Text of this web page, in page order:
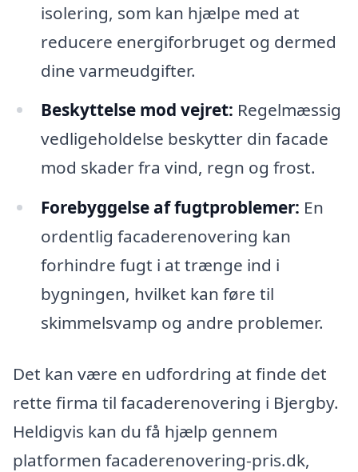
isolering, som kan hjælpe med at
reducere energiforbruget og dermed
dine varmeudgifter.
Beskyttelse mod vejret: Regelmæssig
vedligeholdelse beskytter din facade
mod skader fra vind, regn og frost.
Forebyggelse af fugtproblemer: En
ordentlig facaderenovering kan
forhindre fugt i at trænge ind i
bygningen, hvilket kan føre til
skimmelsvamp og andre problemer.
Det kan være en udfordring at finde det
rette firma til facaderenovering i Bjergby.
Heldigvis kan du få hjælp gennem
platformen facaderenovering-pris.dk,